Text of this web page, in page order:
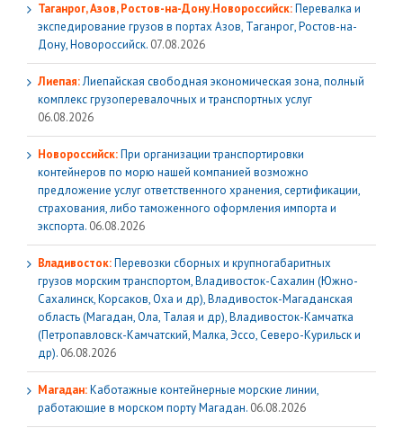
Таганрог, Азов, Ростов-на-Дону.Новороссийск:Перевалка и
экспедирование грузов в портах Азов, Таганрог, Ростов-на-
Дону, Новороссийск. 07.08.2026
Лиепая:Лиепайская свободная экономическая зона, полный
комплекс грузoперевалочных и транспортных услуг
06.08.2026
Новороссийск:При организации транспортировки
контейнеров по морю нашей компанией возможно
предложение услуг ответственного хранения, сертификации,
страхования, либо таможенного оформления импорта и
экспорта. 06.08.2026
Владивосток:Перевозки сборных и крупногабаритных
грузов морским транспортом, Владивосток-Сахалин (Южно-
Сахалинск, Корсаков, Оха и др), Владивосток-Магаданская
область (Магадан, Ола, Талая и др), Владивосток-Камчатка
(Петропавловск-Камчатский, Малка, Эссо, Северо-Курильск и
др). 06.08.2026
Магадан:Каботажные контейнерные морские линии,
работающие в морском порту Магадан. 06.08.2026